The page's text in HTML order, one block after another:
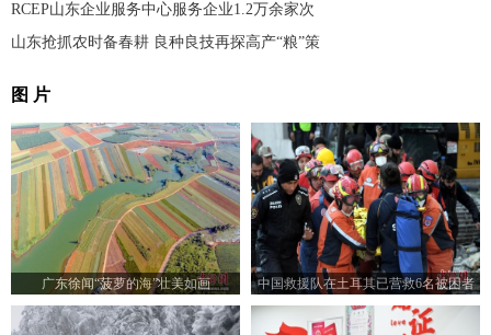
RCEP山东企业服务中心服务企业1.2万余家次
山东抢抓农时备春耕 良种良技再探高产“粮”策
图 片
广东徐闻“菠萝的海”壮美如画 中国救援队在土耳其已营救6名被困者